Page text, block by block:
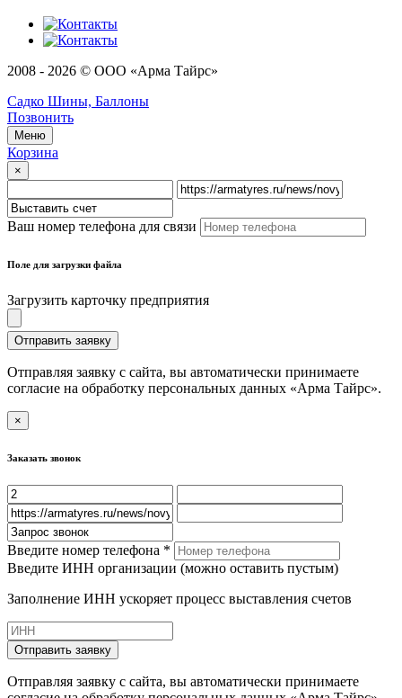
2008 - 2026 © ООО «Арма Тайрс»
Садко Шины, Баллоны
Позвонить
Меню
Корзина
×
Ваш номер телефона для связи
Поле для загрузки файла
Загрузить карточку предприятия
Отправить заявку
Отправляя заявку с сайта, вы автоматически принимаете
согласие на обработку персональных данных «Арма Тайрс».
×
Заказать звонок
Введите номер телефона *
Введите ИНН организации (можно оставить пустым)
Заполнение ИНН ускоряет процесс выставления счетов
Отправить заявку
Отправляя заявку с сайта, вы автоматически принимаете